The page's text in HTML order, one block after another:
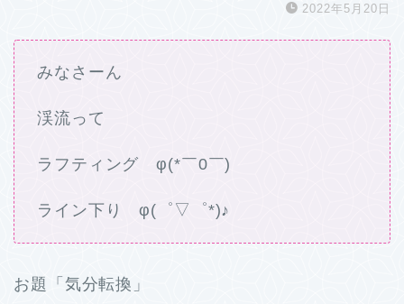
2022年5月20日
みなさーん
渓流って
ラフティング φ(*￣0￣)
ライン下り φ(゜▽゜*)♪
お題「気分転換」